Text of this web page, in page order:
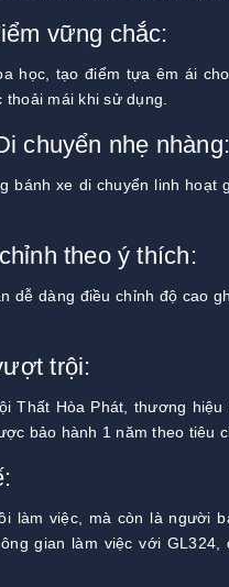
vững chắc:
học, tạo điểm tựa êm ái
mái khi sử dụng.
chuyển nhẹ nhàng:
bánh xe di chuyển linh
theo ý thích:
dễ dàng điều chỉnh độ cao
trội:
Thất Hòa Phát, thương
bảo hành 1 năm theo tiêu
làm việc, mà còn là người
gian làm việc với